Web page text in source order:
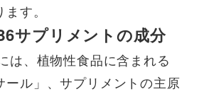
す。
サプリメントの成分
は、植物性食品に含まれる
ール」、サプリメントの主原